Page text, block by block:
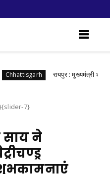
रायपुर : मुख्यमंत्री श्री
7}
साय ने